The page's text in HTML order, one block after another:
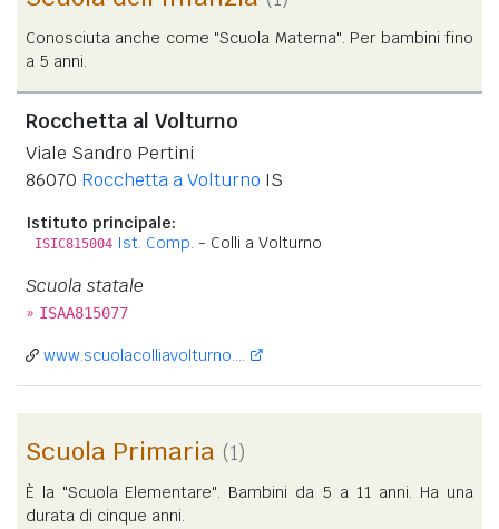
Conosciuta anche come "Scuola Materna". Per bambini fino
a 5 anni.
Rocchetta al Volturno
Viale Sandro Pertini
86070 Rocchetta a Volturno IS
Istituto principale:
ISIC815004 Ist. Comp. - Colli a Volturno
Scuola statale
» ISAA815077
www.scuolacolliavolturno....
Scuola Primaria (1)
È la "Scuola Elementare". Bambini da 5 a 11 anni. Ha una
durata di cinque anni.